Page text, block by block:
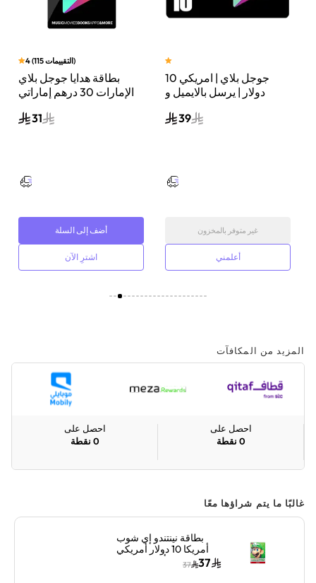
4(115التقييمات)
بطاقة هدايا جوجل بلاي
الإمارات 30 درهم إماراتي
الإلكتروني أسود
31
أضف إلى السلة
اشترِ الآن
جوجل بلاي | امريكي 10
دولار | يرسل بالايميل و
39
غير متوفر بالمخزون
أعلمني
المزيد من المكافآت
احصل على
0 نقطة
احصل على
0 نقطة
غالبًا ما يتم شراؤها معًا
بطاقة نينتندو إي شوب
أمريكا 10 دولار أمريكي
ألوان متعددة
37
37